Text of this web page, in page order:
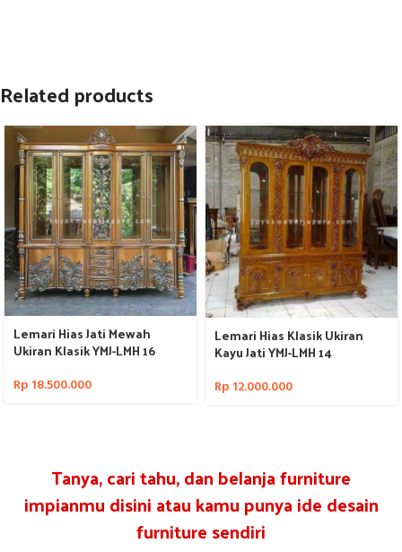
Related products
Lemari Hias Jati Mewah
Ukiran Klasik YMJ-LMH 16
Rp 18.500.000
Lemari Hias Klasik Ukiran
Kayu Jati YMJ-LMH 14
Rp 12.000.000
Tanya, cari tahu, dan belanja furniture
impianmu disini atau kamu punya ide desain
furniture sendiri